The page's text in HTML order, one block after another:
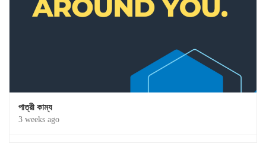
পাত্রী কাম্য
3 weeks ago